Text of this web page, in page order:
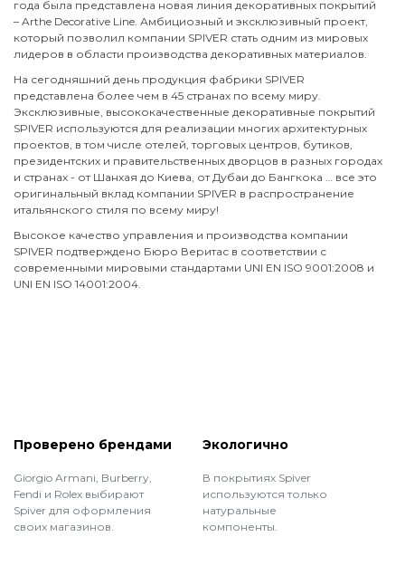
года была представлена новая линия декоративных покрытий
– Arthe Decorative Line. Амбициозный и эксклюзивный проект,
который позволил компании SPIVER стать одним из мировых
лидеров в области производства декоративных материалов.
На сегодняшний день продукция фабрики SPIVER
представлена более чем в 45 странах по всему миру.
Эксклюзивные, высококачественные декоративные покрытий
SPIVER используются для реализации многих архитектурных
проектов, в том числе отелей, торговых центров, бутиков,
президентских и правительственных дворцов в разных городах
и странах - от Шанхая до Киева, от Дубаи до Бангкока … все это
оригинальный вклад компании SPIVER в распространение
итальянского стиля по всему миру!
Высокое качество управления и производства компании
SPIVER подтверждено Бюро Веритас в соответствии с
современными мировыми стандартами UNI EN ISO 9001:2008 и
UNI EN ISO 14001:2004.
Проверено брендами
Giorgio Armani, Burberry,
Fendi и Rolex выбирают
Spiver для оформления
своих магазинов.
Экологично
В покрытиях Spiver
используются только
натуральные
компоненты.